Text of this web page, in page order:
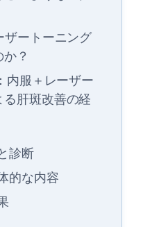
ザートーニング
？
内服＋レーザー
る肝斑改善の経
診断
的な内容